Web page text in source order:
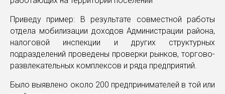
Приведу пример: В результате совместной работы
отдела мобилизации доходов Администрации района,
налоговой инспекции и других структурных
подразделений проведены проверки рынков, торгово-
развлекательных комплексов и ряда предприятий.
Было выявлено около 200 предпринимателей в той или